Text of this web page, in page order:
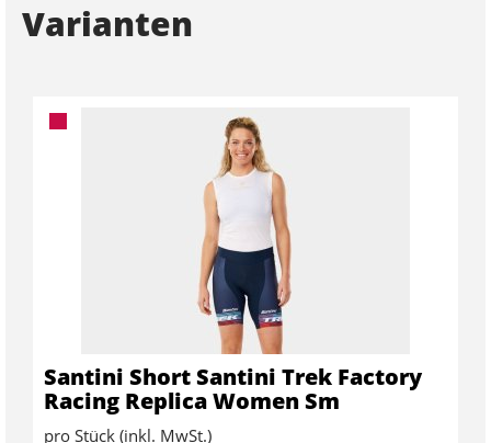
Varianten
Santini Short Santini Trek Factory
Racing Replica Women Sm
pro Stück (inkl. MwSt.)